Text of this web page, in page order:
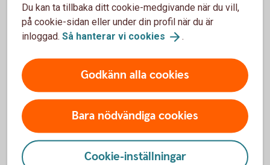
Om en person inte längre kan sköta sin ekonomi och
juridiska ärenden och ingen anhörig kan hjälpa till
finns andra alternativ. Läs mer om god man och
God man ochförvaltare
Andra läser också
Du kan ta tillbaka ditt cookie-medgivande när du vill,
på cookie-sidan eller under din profil när du är
inloggad. Så hanterar vi cookies .
Godkänn alla cookies
Bara nödvändiga cookies
Cookie-inställningar